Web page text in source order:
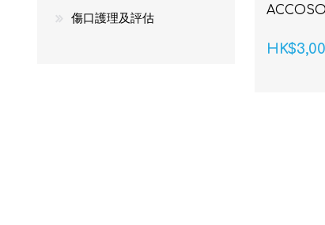
傷口護理及評估